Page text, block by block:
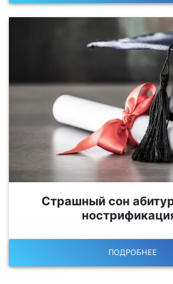
Страшный сон
ПОДРОБНЕЕ